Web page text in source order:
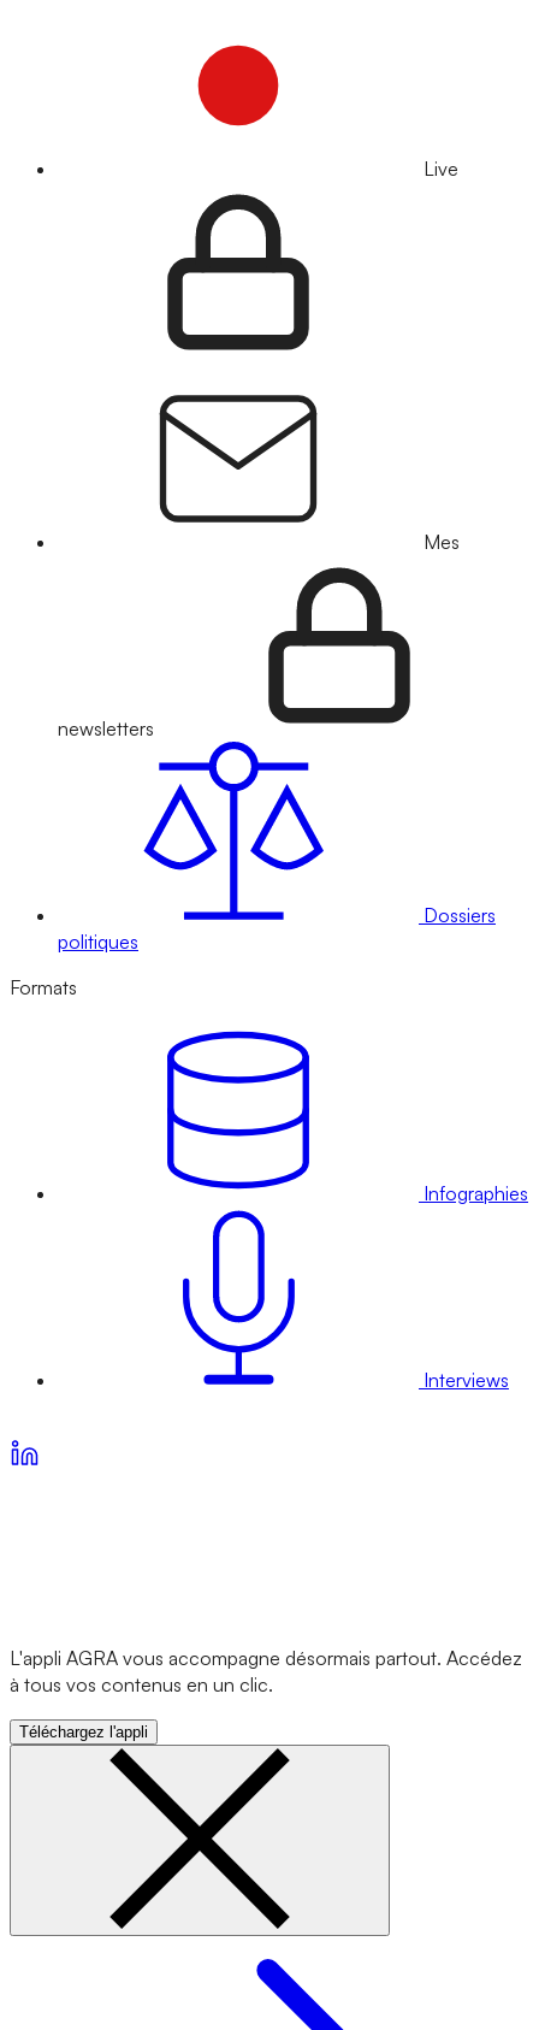
Live
Mes
newsletters
Dossiers
politiques
Formats
Infographies
Interviews
L'appli AGRA vous accompagne désormais partout. Accédez
à tous vos contenus en un clic.
Téléchargez l'appli